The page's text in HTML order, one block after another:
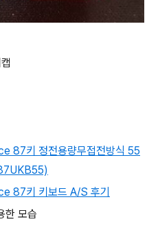
87키 정전용량무접전방식 55
87키 키보드 A/S 후기
한 모습